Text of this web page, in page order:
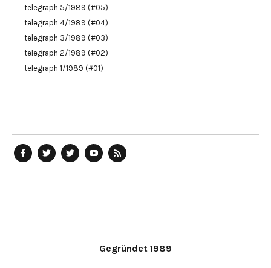
telegraph 5/1989 (#05)
telegraph 4/1989 (#04)
telegraph 3/1989 (#03)
telegraph 2/1989 (#02)
telegraph 1/1989 (#01)
Gegründet 1989